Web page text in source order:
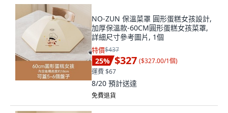
NO-ZUN 保溫菜罩 圓形蛋糕女孩設計,
加厚保溫款-60CM圓形蛋糕女孩菜罩,
詳細尺寸參考圖片, 1個
特價$437
25% $327 ($327.00/1個)
運費 $67
8/20 預計送達
免費退貨